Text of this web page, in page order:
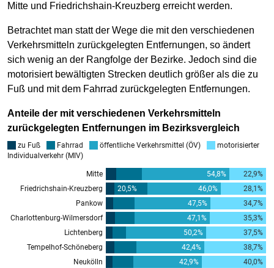
Mitte und Friedrichshain-Kreuzberg erreicht werden.
Betrachtet man statt der Wege die mit den verschiedenen
Verkehrsmitteln zurückgelegten Entfernungen, so ändert
sich wenig an der Rangfolge der Bezirke. Jedoch sind die
motorisiert bewältigten Strecken deutlich größer als die zu
Fuß und mit dem Fahrrad zurückgelegten Entfernungen.
Anteile der mit verschiedenen Verkehrsmitteln
zurückgelegten Entfernungen im Bezirksvergleich